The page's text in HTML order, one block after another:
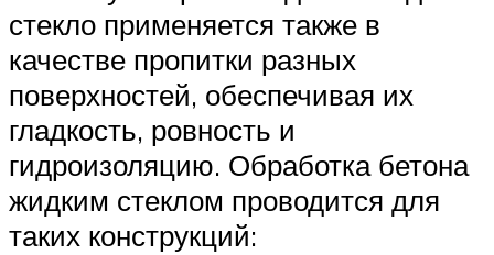
стекло применяется также в
качестве пропитки разных
поверхностей, обеспечивая их
гладкость, ровность и
гидроизоляцию. Обработка бетона
жидким стеклом проводится для
таких конструкций: